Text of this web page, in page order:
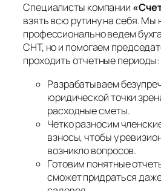
Специалисты компании
взять всю рутину на себя. Мы
профессионально ведем
СНТ, но и помогаем
проходить отчетные периоды:
Разрабатываем
юридической точки
расходные сметы.
Четко разносим
взносы, чтобы у
возникло вопросов.
Готовим понятные
сможет придраться